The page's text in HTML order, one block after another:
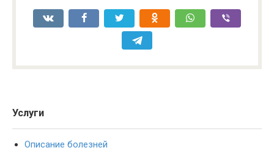
Услуги
Описание болезней